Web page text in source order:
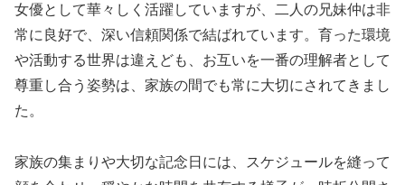
女優として華々しく活躍していますが、二人の兄妹仲は非
常に良好で、深い信頼関係で結ばれています。育った環境
や活動する世界は違えども、お互いを一番の理解者として
尊重し合う姿勢は、家族の間でも常に大切にされてきまし
た。
家族の集まりや大切な記念日には、スケジュールを縫って